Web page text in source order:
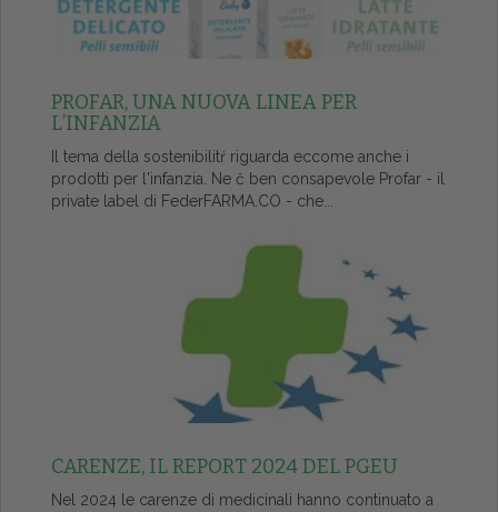
PROFAR, UNA NUOVA LINEA PER
L’INFANZIA
Il tema della sostenibilitŕ riguarda eccome anche i
prodotti per l'infanzia. Ne č ben consapevole Profar - il
private label di FederFARMA.CO - che...
CARENZE, IL REPORT 2024 DEL PGEU
Nel 2024 le carenze di medicinali hanno continuato a